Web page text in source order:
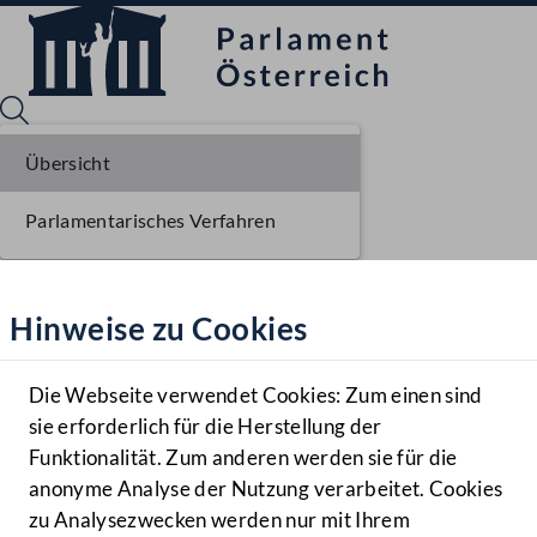
Hilfe
Benutzer
Navigationsmenü öffnen
MENÜ
Hinweise zu Cookies
Die Webseite verwendet Cookies: Zum einen sind
sie erforderlich für die Herstellung der
Funktionalität. Zum anderen werden sie für die
anonyme Analyse der Nutzung verarbeitet. Cookies
zu Analysezwecken werden nur mit Ihrem
Übersicht
Parlamentarisches Verfahren